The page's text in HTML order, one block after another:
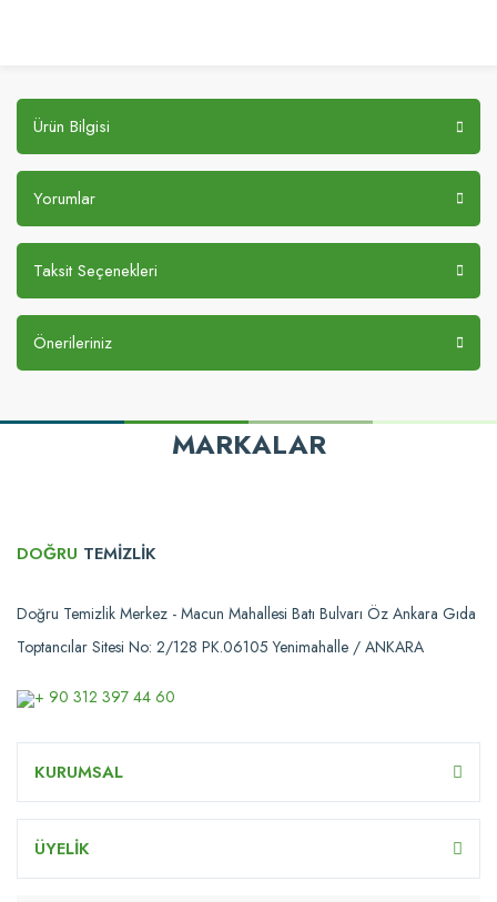
Ürün Bilgisi
Yorumlar
Taksit Seçenekleri
Önerileriniz
MARKALAR
DOĞRU TEMİZLİK
Doğru Temizlik Merkez - Macun Mahallesi Batı Bulvarı Öz Ankara Gıda
Toptancılar Sitesi No: 2/128 PK.06105 Yenimahalle / ANKARA
+ 90 312 397 44 60
KURUMSAL
ÜYELİK